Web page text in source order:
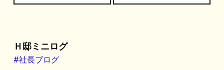
Ｈ邸ミニログ
#社長ブログ